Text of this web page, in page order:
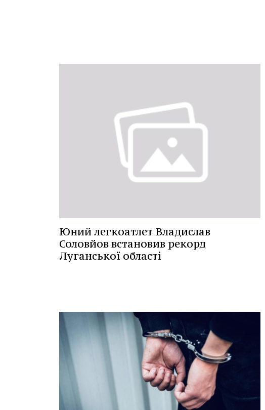
Юний легкоатлет Владислав
Соловйов встановив рекорд
Луганської області